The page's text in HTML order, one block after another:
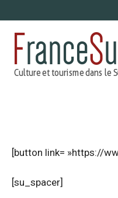
au
contenu
[button link= »https://
[su_spacer]